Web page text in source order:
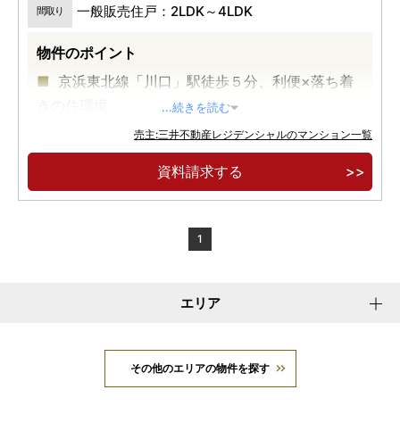
間取り 一般販売住戸：2LDK～4LDK
物件のポイント
京浜東北線「川口」駅徒歩５分、利便×落ち着
地上６階建の低層邸宅
最上階メゾネット住戸、１階テラス付き住戸な
どの多彩なプランバリエーション
...続きを読む
売主:三井不動産レジデンシャルのマンション一覧
資料請求する
1
エリア
その他のエリアの物件を探す